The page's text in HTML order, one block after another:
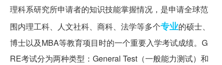
理科系研究所申请者的知识技能掌握情况，是申请全球范
围内理工科、人文社科、商科、法学等多个专业的硕士、
博士以及MBA等教育项目时的一个重要入学考试成绩。G
RE考试分为两种类型：General Test（一般能力测试）和